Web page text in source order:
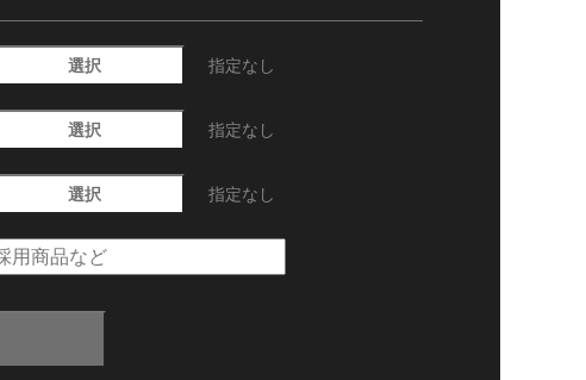
選択 指定なし
選択 指定なし
選択 指定なし